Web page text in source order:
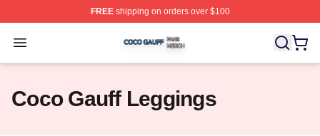
FREEshipping on orders over $100
Open menu
Coco Gauff Shop ⚡️ Officially Licensed Coco Gauff
Coco Gauff Leggings